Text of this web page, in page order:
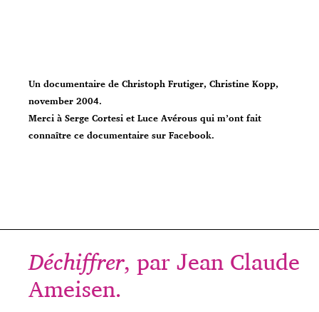
Un documentaire de Christoph Frutiger, Christine Kopp,
november 2004.
Merci à Serge Cortesi et Luce Avérous qui m’ont fait
connaître ce documentaire sur Facebook.
Déchiffrer, par Jean Claude
Ameisen.